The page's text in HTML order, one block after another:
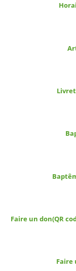
Faire un don(QR
Faire